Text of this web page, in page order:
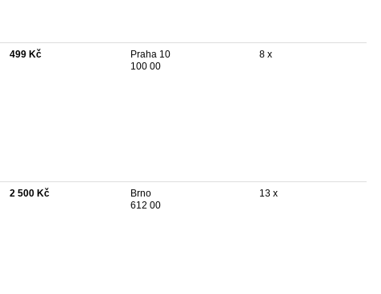
499 Kč
Praha 10
100 00
8 x
2 500 Kč
Brno
612 00
13 x